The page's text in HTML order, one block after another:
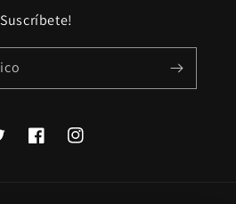
Suscríbete!
FacebookInstagram